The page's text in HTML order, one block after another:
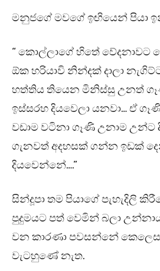
මනුජගේ මවගේ ඉඟියෙන් පියා
“ කොල්ලාගේ හිතේ
ඕක හරියාවි නින්දක් දාලා
හත්තිය තියෙන මිනිස්සු උනත්
ඉස්සරහ දියවෙලා යනවා… ඒ
වඩාම වටිනා ගෑණි උනාම උන්ට
ගැනවත් අදහසක් ගන්න ඉඩක්
දියවෙන්නේ….”
සින්දූපා තම පියාගේ පැහැදිලි
පුදුමයට පත් වෙමින් බලා
වන කාරණා පවසන්නේ
වැටහුණේ නැත.